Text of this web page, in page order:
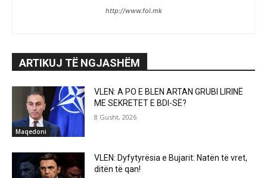
http://www.fol.mk
ARTIKUJ TË NGJASHËM
Maqedoni
VLEN: A PO E BLEN ARTAN GRUBI LIRINË
ME SEKRETET E BDI-SË?
8 Gusht, 2026
VLEN: Dyfytyrësia e Bujarit: Natën të vret,
ditën të qan!